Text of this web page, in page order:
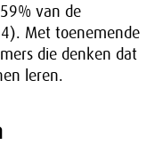
van de
Met toenemende
die denken dat
leren.